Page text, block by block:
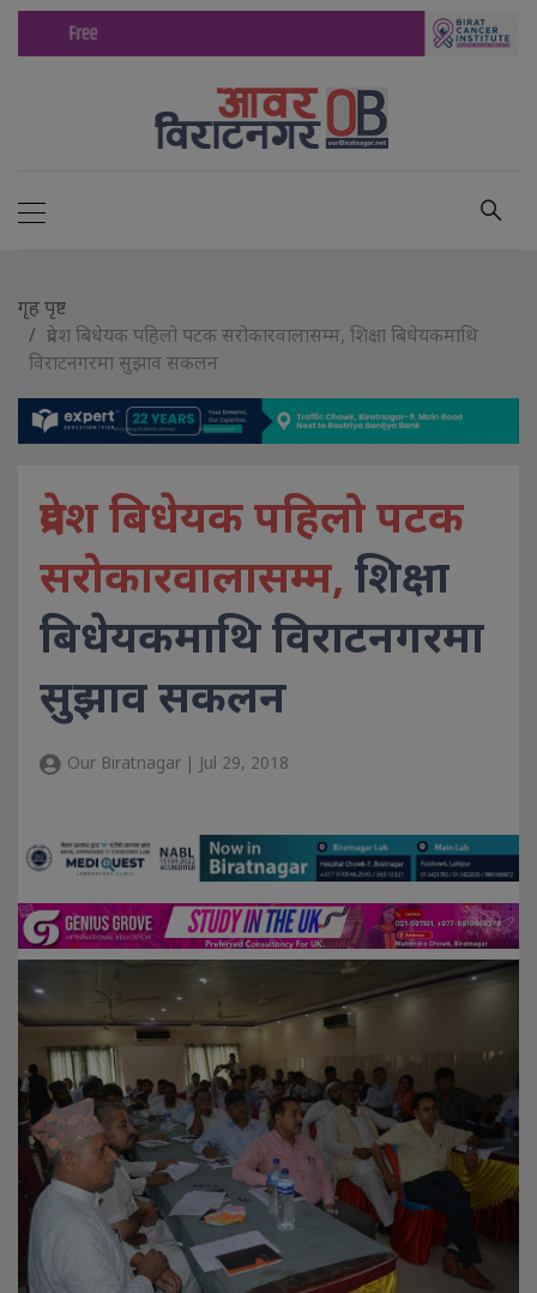
गृह पृष्ट
प्रदेश बिधेयक पहिलो पटक सरोकारवालासम्म, शिक्षा बिधेयकमाथि
विराटनगरमा सुझाव स‌कलन
प्रदेश बिधेयक पहिलो पटक
सरोकारवालासम्म, शिक्षा
बिधेयकमाथि विराटनगरमा
सुझाव स‌कलन
Our Biratnagar | Jul 29, 2018